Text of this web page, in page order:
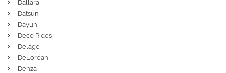
Dallara
Datsun
Dayun
Deco Rides
Delage
DeLorean
Denza